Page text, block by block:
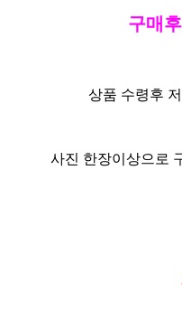
구매
상품 수령후
사진 한장이상으로